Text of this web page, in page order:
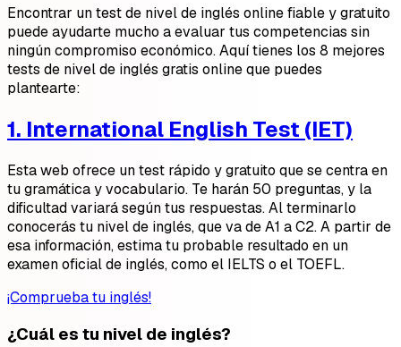
Encontrar un test de nivel de inglés online fiable y gratuito
puede ayudarte mucho a evaluar tus competencias sin
ningún compromiso económico. Aquí tienes los 8 mejores
tests de nivel de inglés gratis online que puedes
plantearte:
1. International English Test (IET)
Esta web ofrece un test rápido y gratuito que se centra en
tu gramática y vocabulario. Te harán 50 preguntas, y la
dificultad variará según tus respuestas. Al terminarlo
conocerás tu nivel de inglés, que va de A1 a C2. A partir de
esa información, estima tu probable resultado en un
examen oficial de inglés, como el IELTS o el TOEFL.
¡Comprueba tu inglés!
¿Cuál es tu nivel de inglés?